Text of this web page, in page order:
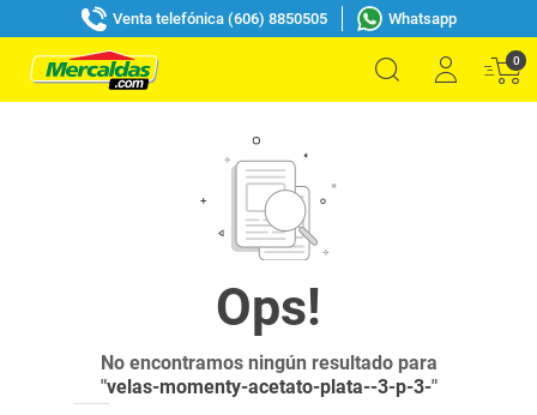
Venta telefónica (606) 8850505 Whatsapp
0
No encontramos ningún resultado para
"velas-momenty-acetato-plata--3-p-3-"